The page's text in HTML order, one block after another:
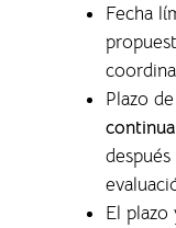
Fecha
Plazo
continua
El